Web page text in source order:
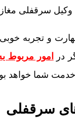
وکیل سرقفلی
و تجربه
در
امور مربوط
شما خواهد
سرقفلی